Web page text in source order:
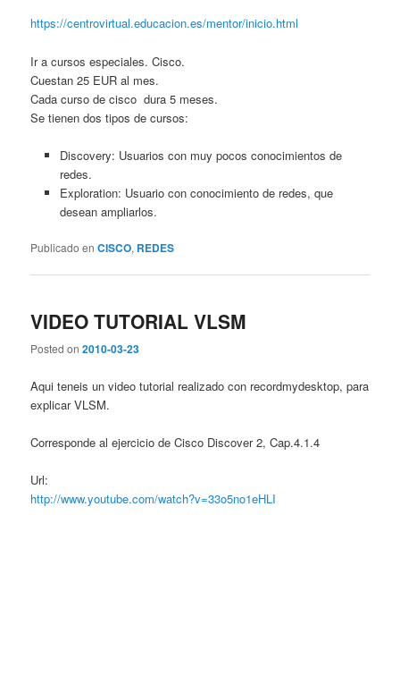
https://centrovirtual.educacion.es/mentor/inicio.html
Ir a cursos especiales. Cisco.
Cuestan 25 EUR al mes.
Cada curso de cisco dura 5 meses.
Se tienen dos tipos de cursos:
Discovery: Usuarios con muy pocos conocimientos de
redes.
Exploration: Usuario con conocimiento de redes, que
desean ampliarlos.
Publicado en CISCO, REDES
VIDEO TUTORIAL VLSM
Posted on2010-03-23
Aqui teneis un video tutorial realizado con recordmydesktop, para
explicar VLSM.
Corresponde al ejercicio de Cisco Discover 2, Cap.4.1.4
Url:
http://www.youtube.com/watch?v=33o5no1eHLI